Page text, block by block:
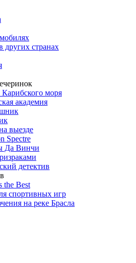
других странах
моря
академия
выезде
Spectre
Да Винчи
детектив
the Best
спортивных игр
на реке Брасла